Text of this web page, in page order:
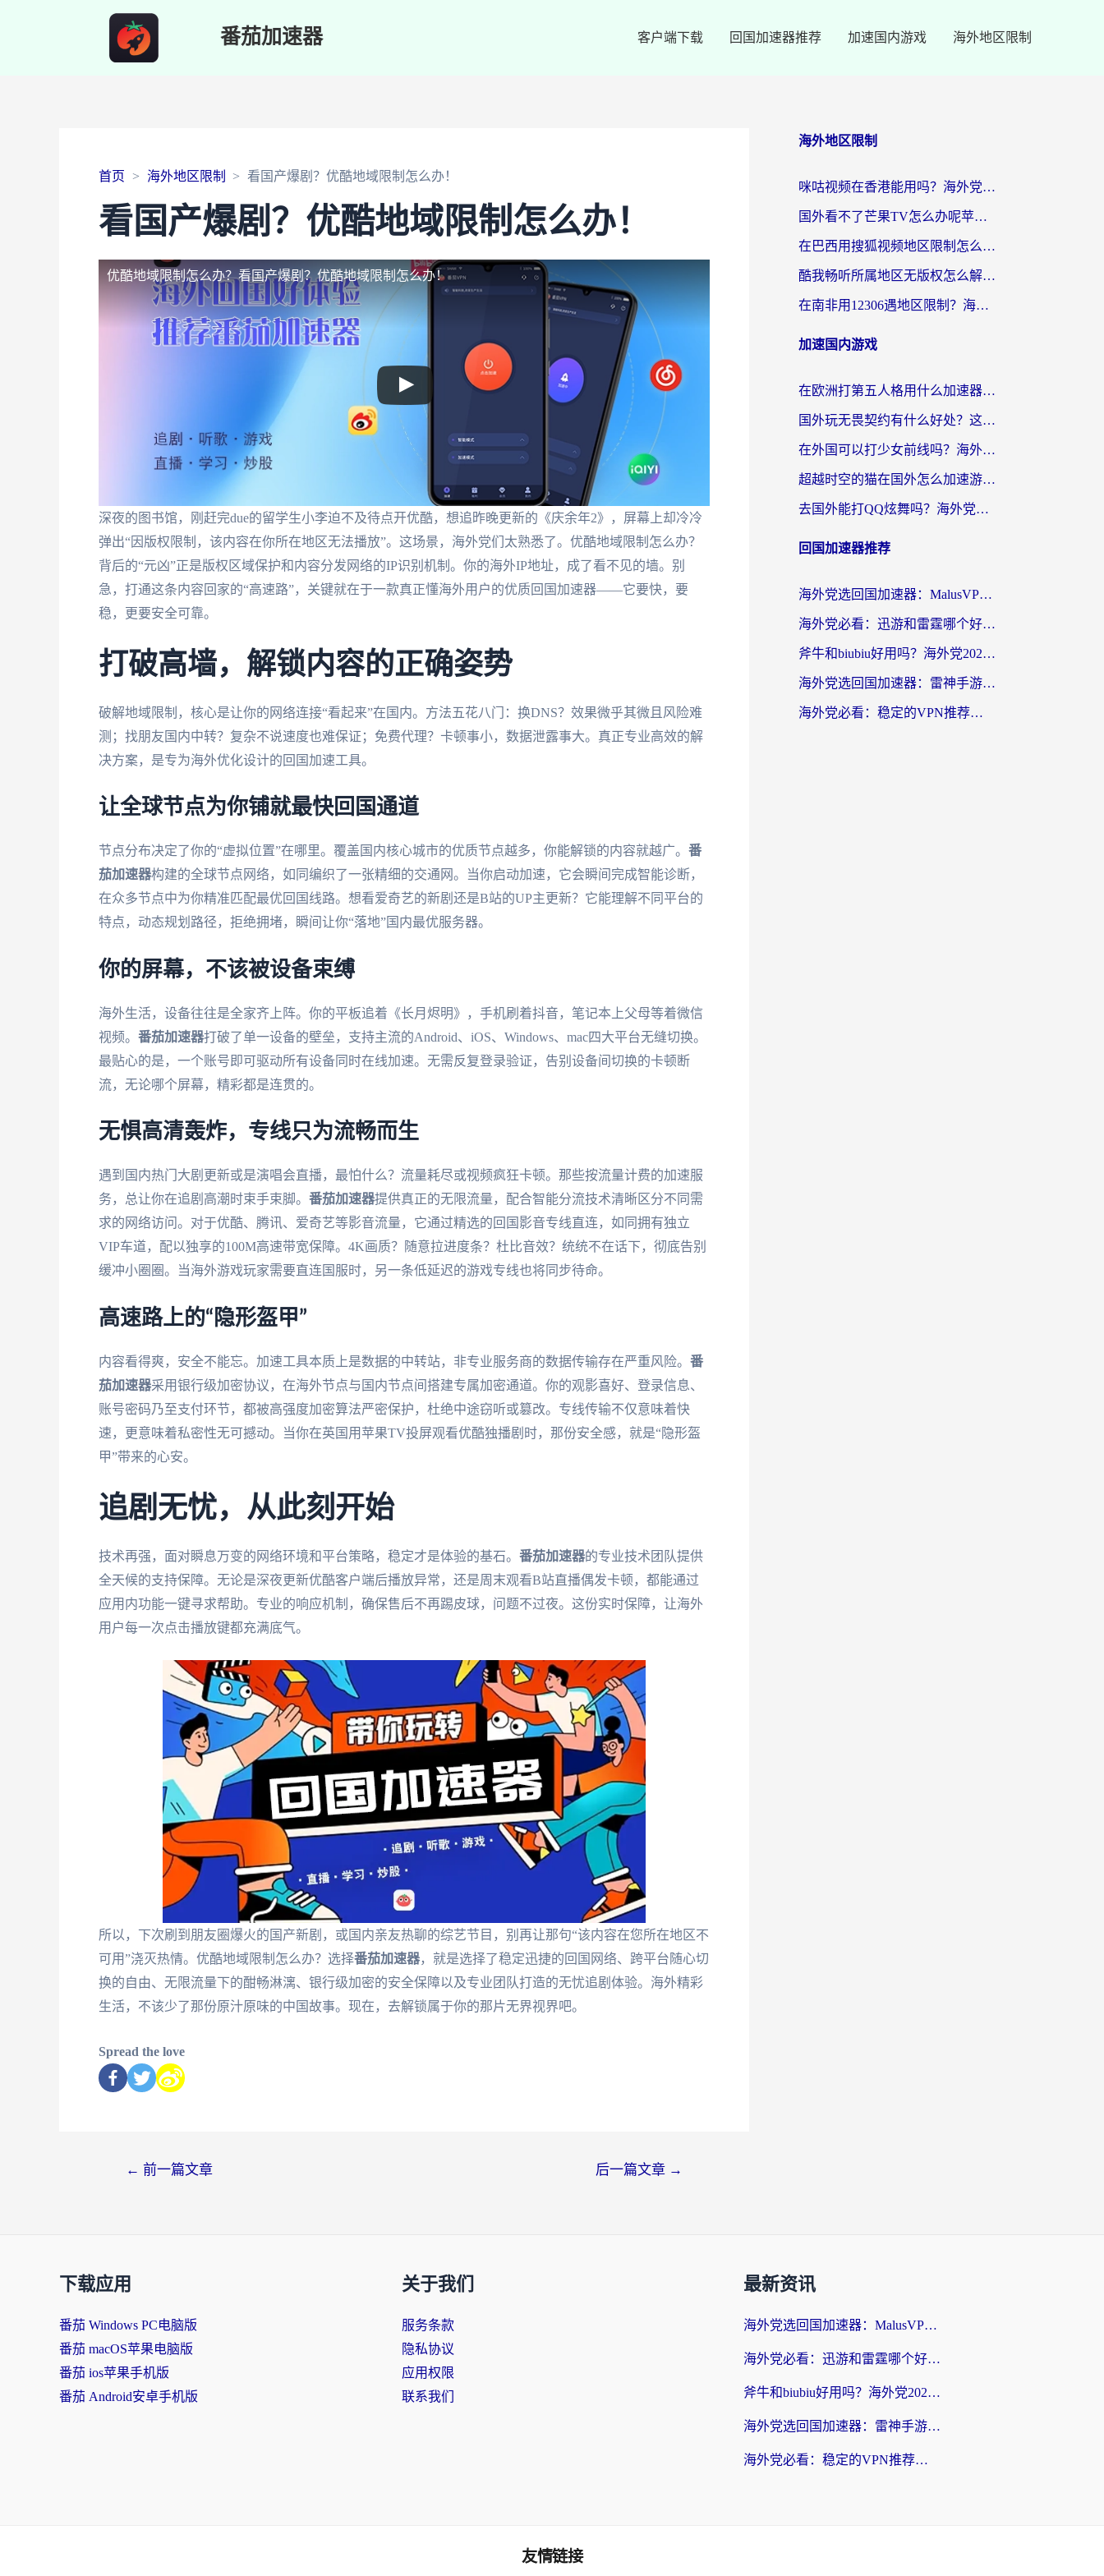
番茄加速器 客户端下载 回国加速器推荐 加速国内游戏 海外地区限制
首页 海外地区限制 看国产爆剧？优酷地域限制怎么办！
看国产爆剧？优酷地域限制怎么办！
优酷地域限制怎么办？看国产爆剧？优酷地域限制怎么办！
深夜的图书馆，刚赶完due的留学生小李迫不及待点开优酷，想追昨晚更新的《庆余年2》，屏幕上却冷冷
弹出“因版权限制，该内容在你所在地区无法播放”。这场景，海外党们太熟悉了。优酷地域限制怎么办？
背后的“元凶”正是版权区域保护和内容分发网络的IP识别机制。你的海外IP地址，成了看不见的墙。别
急，打通这条内容回家的“高速路”，关键就在于一款真正懂海外用户的优质回国加速器——它要快，要
稳，更要安全可靠。
打破高墙，解锁内容的正确姿势
破解地域限制，核心是让你的网络连接“看起来”在国内。方法五花八门：换DNS？效果微乎其微且风险难
测；找朋友国内中转？复杂不说速度也难保证；免费代理？卡顿事小，数据泄露事大。真正专业高效的解
决方案，是专为海外优化设计的回国加速工具。
让全球节点为你铺就最快回国通道
节点分布决定了你的“虚拟位置”在哪里。覆盖国内核心城市的优质节点越多，你能解锁的内容就越广。 番
茄加速器构建的全球节点网络，如同编织了一张精细的交通网。当你启动加速，它会瞬间完成智能诊断，
在众多节点中为你精准匹配最优回国线路。想看爱奇艺的新剧还是B站的UP主更新？它能理解不同平台的
特点，动态规划路径，拒绝拥堵，瞬间让你“落地”国内最优服务器。
你的屏幕，不该被设备束缚
海外生活，设备往往是全家齐上阵。你的平板追着《长月烬明》，手机刷着抖音，笔记本上父母等着微信
视频。 番茄加速器打破了单一设备的壁垒，支持主流的Android、iOS、Windows、mac四大平台无缝切换。
最贴心的是，一个账号即可驱动所有设备同时在线加速。无需反复登录验证，告别设备间切换的卡顿断
流，无论哪个屏幕，精彩都是连贯的。
无惧高清轰炸，专线只为流畅而生
遇到国内热门大剧更新或是演唱会直播，最怕什么？流量耗尽或视频疯狂卡顿。那些按流量计费的加速服
务，总让你在追剧高潮时束手束脚。 番茄加速器提供真正的无限流量，配合智能分流技术清晰区分不同需
求的网络访问。对于优酷、腾讯、爱奇艺等影音流量，它通过精选的回国影音专线直连，如同拥有独立
VIP车道，配以独享的100M高速带宽保障。4K画质？随意拉进度条？杜比音效？统统不在话下，彻底告别
缓冲小圈圈。当海外游戏玩家需要直连国服时，另一条低延迟的游戏专线也将同步待命。
高速路上的“隐形盔甲”
内容看得爽，安全不能忘。加速工具本质上是数据的中转站，非专业服务商的数据传输存在严重风险。 番
茄加速器采用银行级加密协议，在海外节点与国内节点间搭建专属加密通道。你的观影喜好、登录信息、
账号密码乃至支付环节，都被高强度加密算法严密保护，杜绝中途窃听或篡改。专线传输不仅意味着快
速，更意味着私密性无可撼动。当你在英国用苹果TV投屏观看优酷独播剧时，那份安全感，就是“隐形盔
甲”带来的心安。
追剧无忧，从此刻开始
技术再强，面对瞬息万变的网络环境和平台策略，稳定才是体验的基石。 番茄加速器的专业技术团队提供
全天候的支持保障。无论是深夜更新优酷客户端后播放异常，还是周末观看B站直播偶发卡顿，都能通过
应用内功能一键寻求帮助。专业的响应机制，确保售后不再踢皮球，问题不过夜。这份实时保障，让海外
用户每一次点击播放键都充满底气。
所以，下次刷到朋友圈爆火的国产新剧，或国内亲友热聊的综艺节目，别再让那句“该内容在您所在地区不
可用”浇灭热情。优酷地域限制怎么办？选择番茄加速器，就是选择了稳定迅捷的回国网络、跨平台随心切
换的自由、无限流量下的酣畅淋漓、银行级加密的安全保障以及专业团队打造的无忧追剧体验。海外精彩
生活，不该少了那份原汁原味的中国故事。现在，去解锁属于你的那片无界视界吧。
Spread the love
← 前一篇文章 后一篇文章 →
海外地区限制
咪咕视频在香港能用吗？海外党亲测有效的回国加速方案来了
国外看不了芒果TV怎么办呢苹果手机？海外党追剧游戏的全能解决方案
在巴西用搜狐视频地区限制怎么办？3步解决海外看国内剧的烦恼
酷我畅听所属地区无版权怎么解决？海外党必看的回国加速全攻略
在南非用12306遇地区限制？海外华人必看的回国加速全攻略（附B站芒果TV解锁技巧）
加速国内游戏
在欧洲打第五人格用什么加速器好？海外党亲测有效的国服游戏加速方案
国外玩无畏契约有什么好处？这份海外国服游戏加速指南帮你解决90%的卡顿问题
在外国可以打少女前线吗？海外党国服游戏畅玩终极指南（附避坑技巧）
超越时空的猫在国外怎么加速游戏？海外玩家国服畅玩终极指南
去国外能打QQ炫舞吗？海外党国服游戏不卡顿的终极指南
回国加速器推荐
海外党选回国加速器：MalusVPN好用吗？和快帆VPN哪个好？附真实对比与避坑指南
海外党必看：迅游和雷霆哪个好？3分钟教你选对回国加速器，无缝刷国内剧玩手游
斧牛和biubiu好用吗？海外党2026亲测回国加速器指南，附番茄加速器深度体验
海外党选回国加速器：雷神手游和洞见哪个好？附iPhone免费VPN推荐及ChickCNUfunR实测
海外党必看：稳定的VPN推荐及回国加速器选择全攻略——告别地域限制，轻松刷国内资源
下载应用
番茄 Windows PC电脑版
番茄 macOS苹果电脑版
番茄 ios苹果手机版
番茄 Android安卓手机版
关于我们
服务条款
隐私协议
应用权限
联系我们
最新资讯
海外党选回国加速器：MalusVPN好用吗？和快帆VPN哪个好？附真实对比与避坑指南
海外党必看：迅游和雷霆哪个好？3分钟教你选对回国加速器，无缝刷国内剧玩手游
斧牛和biubiu好用吗？海外党2026亲测回国加速器指南，附番茄加速器深度体验
海外党选回国加速器：雷神手游和洞见哪个好？附iPhone免费VPN推荐及ChickCNUfunR实测
海外党必看：稳定的VPN推荐及回国加速器选择全攻略——告别地域限制，轻松刷国内资源
友情链接